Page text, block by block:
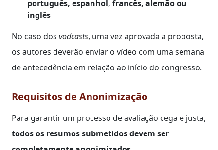
português, espanhol, francês, alemão ou
inglês
No caso dos vodcasts, uma vez aprovada a proposta,
os autores deverão enviar o vídeo com uma semana
de antecedência em relação ao início do congresso.
Requisitos de Anonimização
Para garantir um processo de avaliação cega e justa,
todos os resumos submetidos devem ser